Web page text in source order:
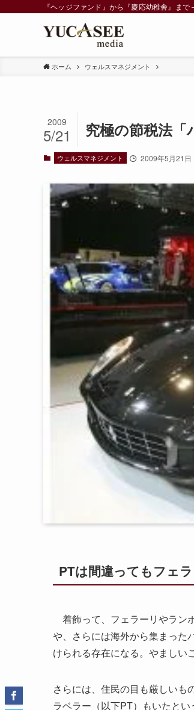
『ヘッジファンド』から『慶応幼稚舎』ま
ホーム ウェルスマネジメント
究極の節税法「
2009
5/21
ウェルスマネジメント 2009年5月21日
PTは間違ってもフェ
着飾って、フェラーリやラン
や、さらには海外から集まった
けられる存在になる。やましい
さらには、住民の目も厳しいも
ラベラー（以下PT）もいたと